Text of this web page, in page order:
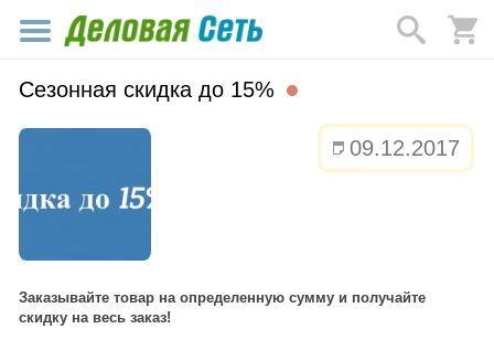
Сезонная скидка до 15%
09.12.2017
Заказывайте товар на определенную сумму и получайте
скидку на весь заказ!